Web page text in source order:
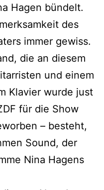
Hagen bündelt.
des
immer gewiss.
die an diesem
und einem
Klavier wurde just
für die Show
– besteht,
Sound, der
Nina Hagens